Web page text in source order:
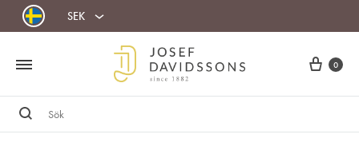
SEK
Cart
0
Sök